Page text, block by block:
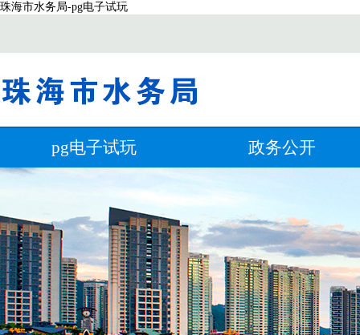
珠海市水务局-pg电子试玩
pg电子试玩 政务公开